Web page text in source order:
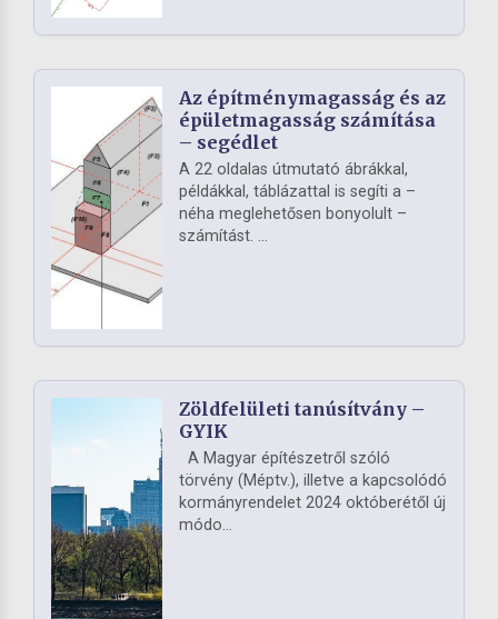
Az építménymagasság és az
épületmagasság számítása
– segédlet
A 22 oldalas útmutató ábrákkal,
példákkal, táblázattal is segíti a –
néha meglehetősen bonyolult –
számítást. ...
Zöldfelületi tanúsítvány –
GYIK
A Magyar építészetről szóló
törvény (Méptv.), illetve a kapcsolódó
kormányrendelet 2024 októberétől új
módo...